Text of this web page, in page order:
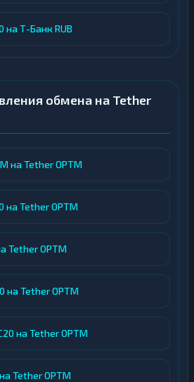
на Т-Банк RUB
обмена на Tether
на Tether OPTM
на Tether OPTM
Tether OPTM
на Tether OPTM
на Tether OPTM
Tether OPTM